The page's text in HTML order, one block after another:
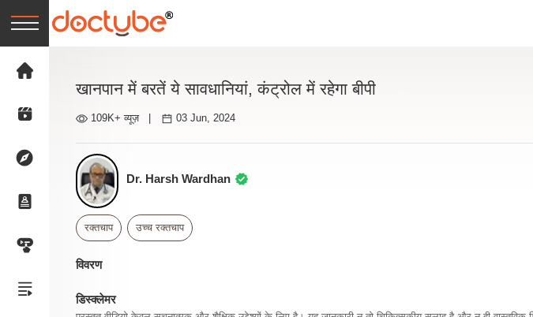
खानपान में बरतें ये सावधानियां, कंट्रोल में रहेगा बीपी
109K+ व्यूज़ 03 Jun, 2024
Dr. Harsh Wardhan
रक्तचाप उच्च रक्तचाप
विवरण
डिस्क्लेमर